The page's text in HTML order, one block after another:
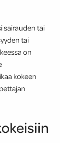
sairauden tai
tai
on
kokeen